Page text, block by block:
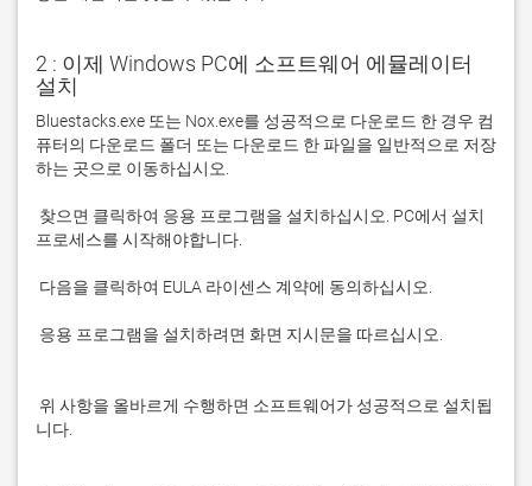
2 : 이제 Windows PC에 소프트웨어 에뮬레이터
설치
Bluestacks.exe 또는 Nox.exe를 성공적으로 다운로드 한 경우 컴
퓨터의 다운로드 폴더 또는 다운로드 한 파일을 일반적으로 저장
니다.